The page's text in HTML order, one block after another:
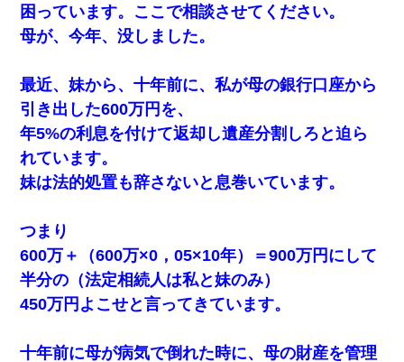
困っています。ここで相談させてください。
母が、今年、没しました。
最近、妹から、十年前に、私が母の銀行口座から
引き出した600万円を、
年5%の利息を付けて返却し遺産分割しろと迫ら
れています。
妹は法的処置も辞さないと息巻いています。
つまり
600万＋（600万×0，05×10年）＝900万円にして
半分の（法定相続人は私と妹のみ）
450万円よこせと言ってきています。
十年前に母が病気で倒れた時に、母の財産を管理